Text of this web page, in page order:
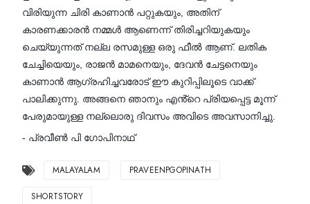
വിരിയുന്ന ചിരി കാണാൻ പറ്റുകയും, അതിന്
കാരണക്കാരൻ നമ്മൾ ആണെന്ന് തിരിച്ചറിയുകയും
ചെയ്യുന്നത് നല്ല രസമുള്ള ഒരു ഫീൽ ആണ്. ലതിക
ചേച്ചിയെയും, രാജൻ മാമനെയും, ദേവൻ ചേട്ടനെയും
കാണാൻ ആഗ്രഹിച്ചവരോട് ഈ കുറിപ്പിലൂടെ വാക്ക്
പാലിക്കുന്നു. അങ്ങനെ ഞാനും എൻ്റെ പ്രിയപ്പെട്ട മൂന്ന്
പേരുമായുള്ള നല്ലൊരു ദിവസം അവിടെ അവസാനിച്ചു.
- പ്രവീൺ പി ഗോപിനാഥ്
MALAYALAM PRAVEENPGOPINATH
SHORTSTORY